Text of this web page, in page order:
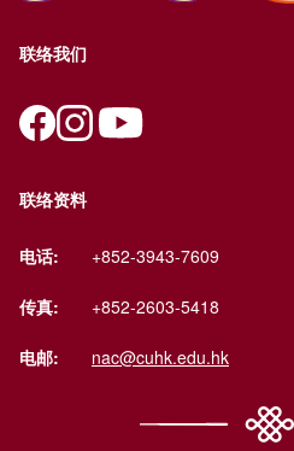
联络我们
联络资料
电话: +852-3943-7609
传真: +852-2603-5418
电邮: nac@cuhk.edu.hk